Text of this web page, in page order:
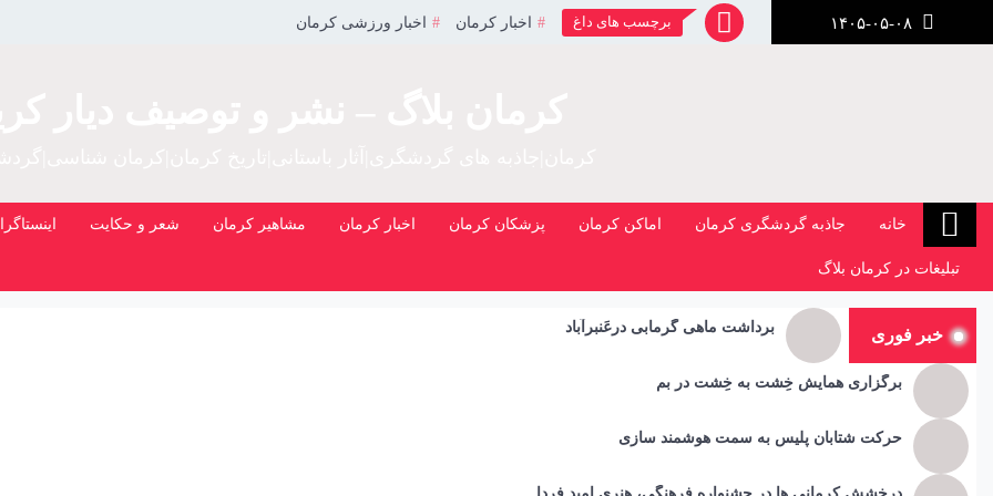
برچسب های داغ اخبار کرمان اخبار ورزشی کرمان
خانه جاذبه گردشگری کرمان اماکن کرمان پزشکان کرمان اخبار کرمان مشاهیر کرمان شعر و حکایت
تبلیغات در کرمان بلاگ
خبر فوری برداشت ماهی گرمابی درعَنبرآباد
برگزاری همایش خِشت به خِشت در بم
حرکت شتابان پلیس به سمت هوشمند سازی